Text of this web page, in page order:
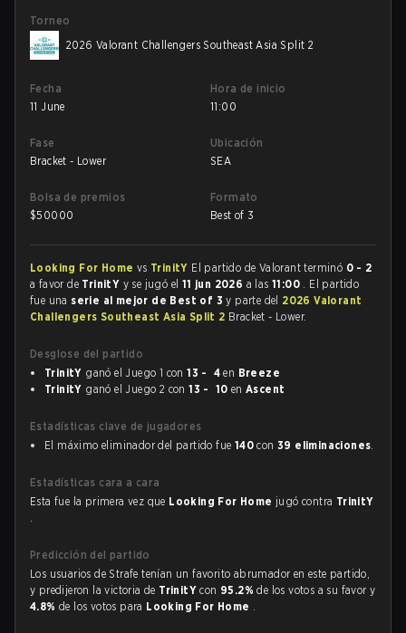
Torneo
2026 Valorant Challengers Southeast Asia Split 2
Fecha
11 June
Hora de inicio
11:00
Fase
Bracket - Lower
Ubicación
SEA
Bolsa de premios
$50000
Formato
Best of 3
Looking For Home vs TrinitY El partido de Valorant terminó 0 - 2
a favor de TrinitY y se jugó el 11 jun 2026 a las11:00 . El partido
fue una serie al mejor de Best of 3y parte del 2026 Valorant
Challengers Southeast Asia Split 2 Bracket - Lower.
Desglose del partido
TrinitY ganó el Juego 1 con13 - 4 en Breeze
TrinitY ganó el Juego 2 con13 - 10 enAscent
Estadísticas clave de jugadores
El máximo eliminador del partido fue 140 con39 eliminaciones.
Estadísticas cara a cara
Esta fue la primera vez que Looking For Home jugó contra TrinitY
.
Predicción del partido
Los usuarios de Strafe tenían un favorito abrumador en este partido,
y predijeron la victoria de TrinitYcon 95.2%de los votos a su favor y
4.8% de los votos para Looking For Home .